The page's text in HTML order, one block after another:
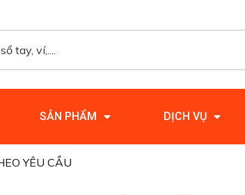
SẢN PHẨM DỊCH VỤ
YÊU CẦU